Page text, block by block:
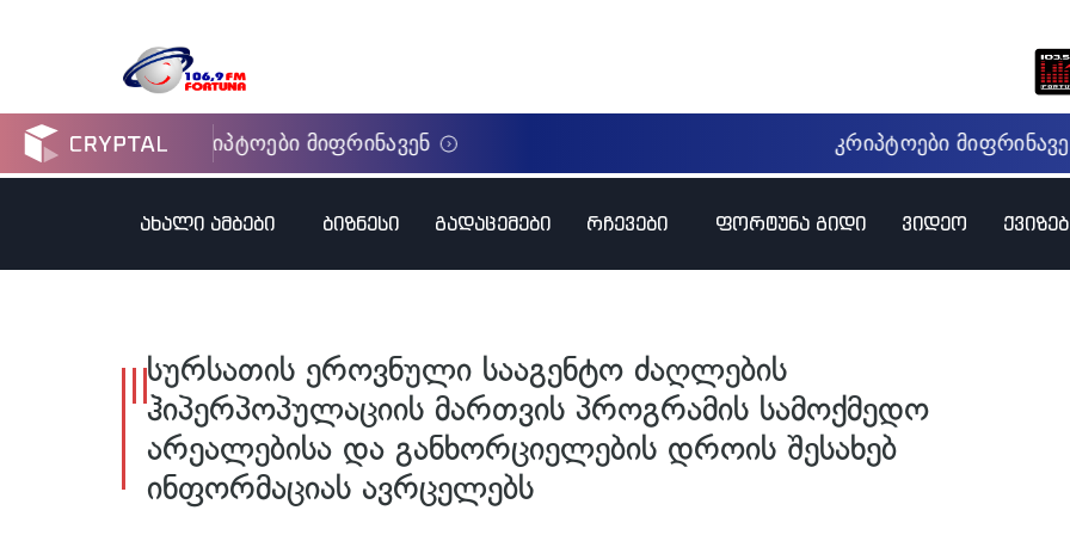
ახალი ამბები ბიზნესი გადაცემები რჩევები ფორტუნა გიდი ვიდეო
სურსათის ეროვნული სააგენტო ძაღლების
ჰიპერპოპულაციის მართვის პროგრამის სამოქმედო
არეალებისა და განხორციელების დროის შესახებ
ინფორმაციას ავრცელებს